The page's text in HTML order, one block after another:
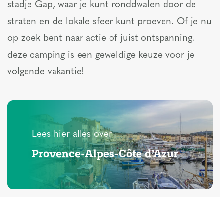
stadje Gap, waar je kunt ronddwalen door de
straten en de lokale sfeer kunt proeven. Of je nu
op zoek bent naar actie of juist ontspanning,
deze camping is een geweldige keuze voor je
volgende vakantie!
Lees hier alles over
Provence-Alpes-Côte d’Azur